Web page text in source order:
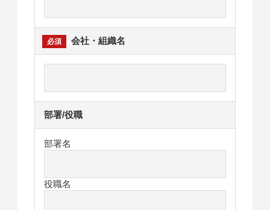
会社・組織名
部署/役職
部署名
役職名